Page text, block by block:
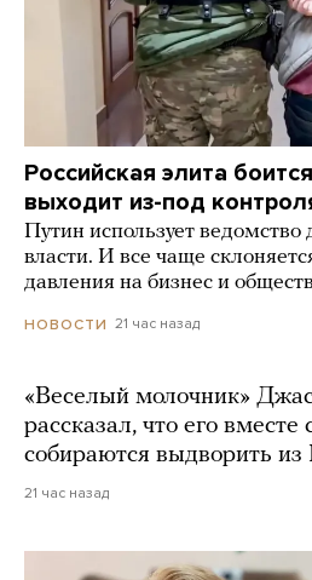
Российская элита
выходит из-под
Путин использует
власти. И все чаще
давления на бизнес и
НОВОСТИ 21 час назад
«Веселый молочник»
рассказал, что его вместе
собираются выдворить из
21 час назад